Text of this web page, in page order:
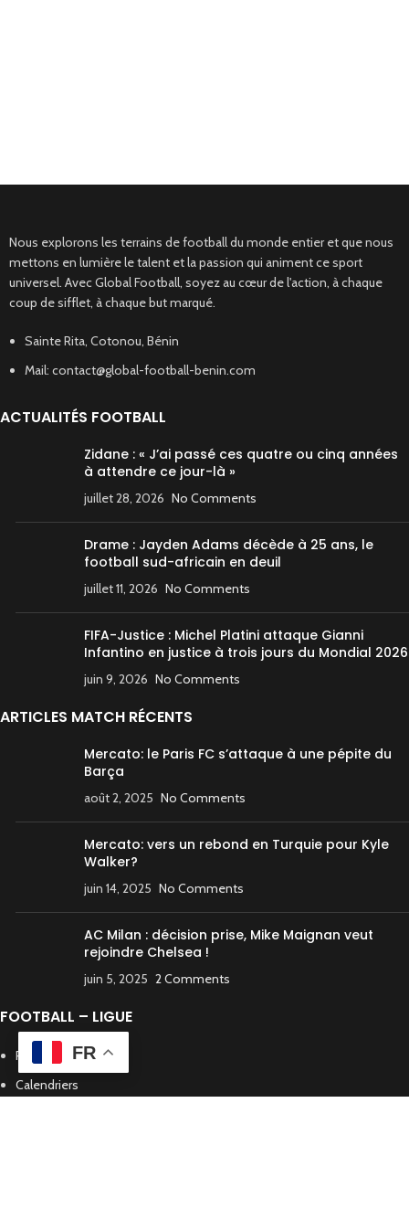
Nous explorons les terrains de football du monde entier et que nous
mettons en lumière le talent et la passion qui animent ce sport
universel. Avec Global Football, soyez au cœur de l'action, à chaque
coup de sifflet, à chaque but marqué.
Sainte Rita, Cotonou, Bénin
Mail: contact@global-football-benin.com
ACTUALITÉS FOOTBALL
Zidane : « J’ai passé ces quatre ou cinq années
à attendre ce jour-là »
juillet 28, 2026 No Comments
Drame : Jayden Adams décède à 25 ans, le
football sud-africain en deuil
juillet 11, 2026 No Comments
FIFA-Justice : Michel Platini attaque Gianni
Infantino en justice à trois jours du Mondial 2026
juin 9, 2026 No Comments
ARTICLES MATCH RÉCENTS
Mercato: le Paris FC s’attaque à une pépite du
Barça
août 2, 2025 No Comments
Mercato: vers un rebond en Turquie pour Kyle
Walker?
juin 14, 2025 No Comments
AC Milan : décision prise, Mike Maignan veut
rejoindre Chelsea !
juin 5, 2025 2 Comments
FOOTBALL – LIGUE
Rencontres
Calendriers
FR